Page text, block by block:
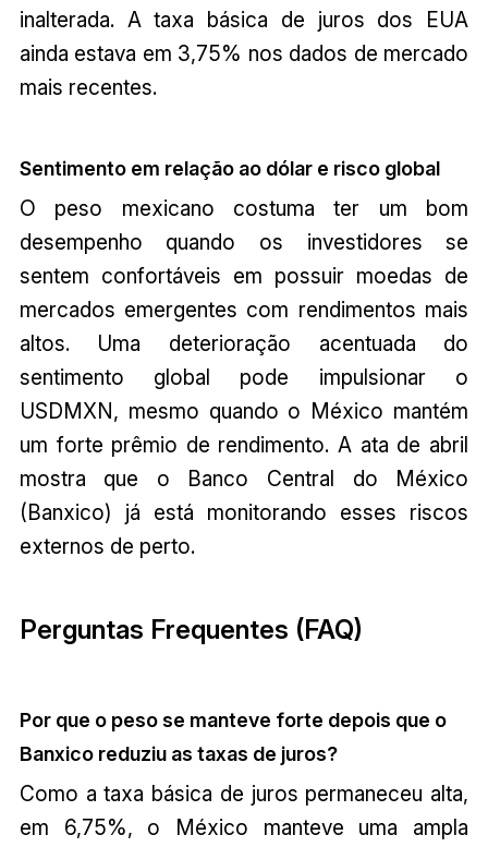
inalterada. A taxa básica de juros dos EUA
ainda estava em 3,75% nos dados de mercado
mais recentes.
Sentimento em relação ao dólar e risco global
O peso mexicano costuma ter um bom
desempenho quando os investidores se
sentem confortáveis em possuir moedas de
mercados emergentes com rendimentos mais
altos. Uma deterioração acentuada do
sentimento global pode impulsionar o
USDMXN, mesmo quando o México mantém
um forte prêmio de rendimento. A ata de abril
mostra que o Banco Central do México
(Banxico) já está monitorando esses riscos
externos de perto.
Perguntas Frequentes (FAQ)
Por que o peso se manteve forte depois que o
Banxico reduziu as taxas de juros?
Como a taxa básica de juros permaneceu alta,
em 6,75%, o México manteve uma ampla